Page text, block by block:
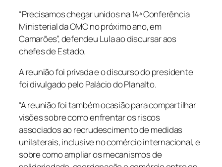
“Precisamos chegar unidos na 14ª Conferência
Ministerial da OMC no próximo ano, em
Camarões”, defendeu Lula ao discursar aos
chefes de Estado.
A reunião foi privada e o discurso do presidente
foi divulgado pelo Palácio do Planalto.
“A reunião foi também ocasião para compartilhar
visões sobre como enfrentar os riscos
associados ao recrudescimento de medidas
unilaterais, inclusive no comércio internacional, e
sobre como ampliar os mecanismos de